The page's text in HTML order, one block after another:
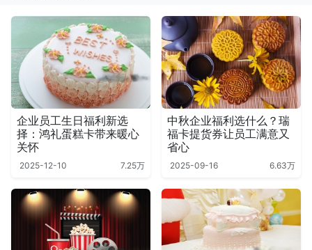
企业员工生日福利新选
择：鸿礼蛋糕卡带来暖心
关怀
2025-12-10 7.25万
中秋企业福利选什么？瑞
福卡提货券让员工满意又
省心
2025-09-16 6.63万